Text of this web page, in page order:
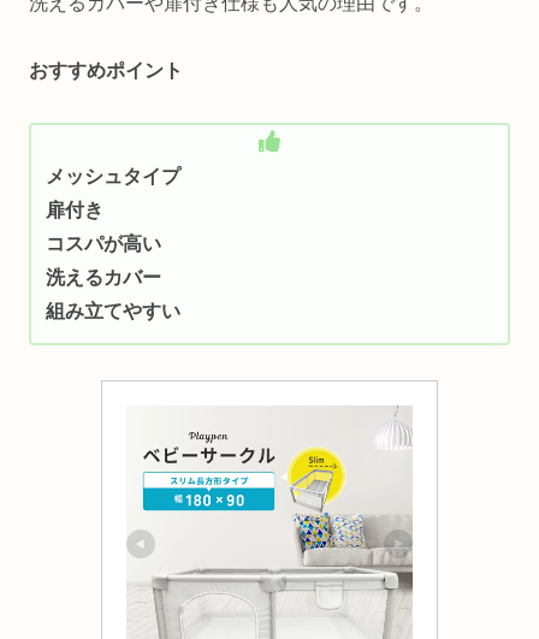
おすすめポイント
メッシュタイプ
扉付き
コスパが高い
洗えるカバー
組み立てやすい